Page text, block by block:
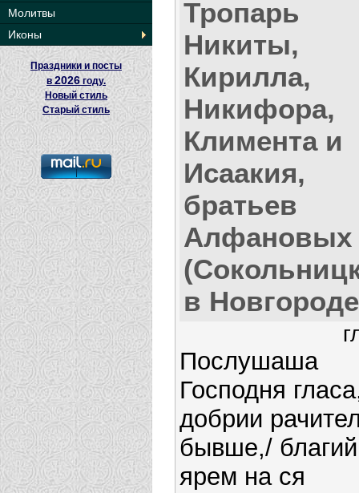
Молитвы
Иконы
Праздники и посты
в2026 году.
Новый стиль
Старый стиль
Тропарь
Никиты,
Кирилла,
Никифора,
Климента и
Исаакия,
братьев
Алфановых
в Новгороде
Послушаша
Господня
добрии
бывше,/
ярем на ся